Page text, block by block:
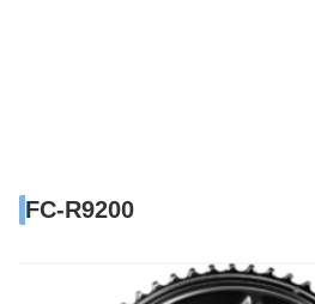
FC-R9200